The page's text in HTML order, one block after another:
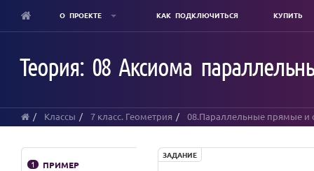
content
О ПРОЕКТЕ КАК ПОДКЛЮЧИТЬСЯ КУПИТЬ
Теория: 08 Аксиома
Классы 7 класс. Геометрия 08.Параллельные прямые и
1 ПРИМЕР
ЗАДАНИЕ